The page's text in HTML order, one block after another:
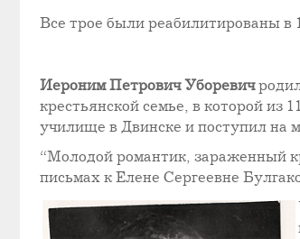
Все трое были реабилитированы в
Иероним Петрович Уборевич
крестьянской семье, в которой
училище в Двинске и поступил на
“Молодой романтик, зараженный
письмах к Елене Сергеевне